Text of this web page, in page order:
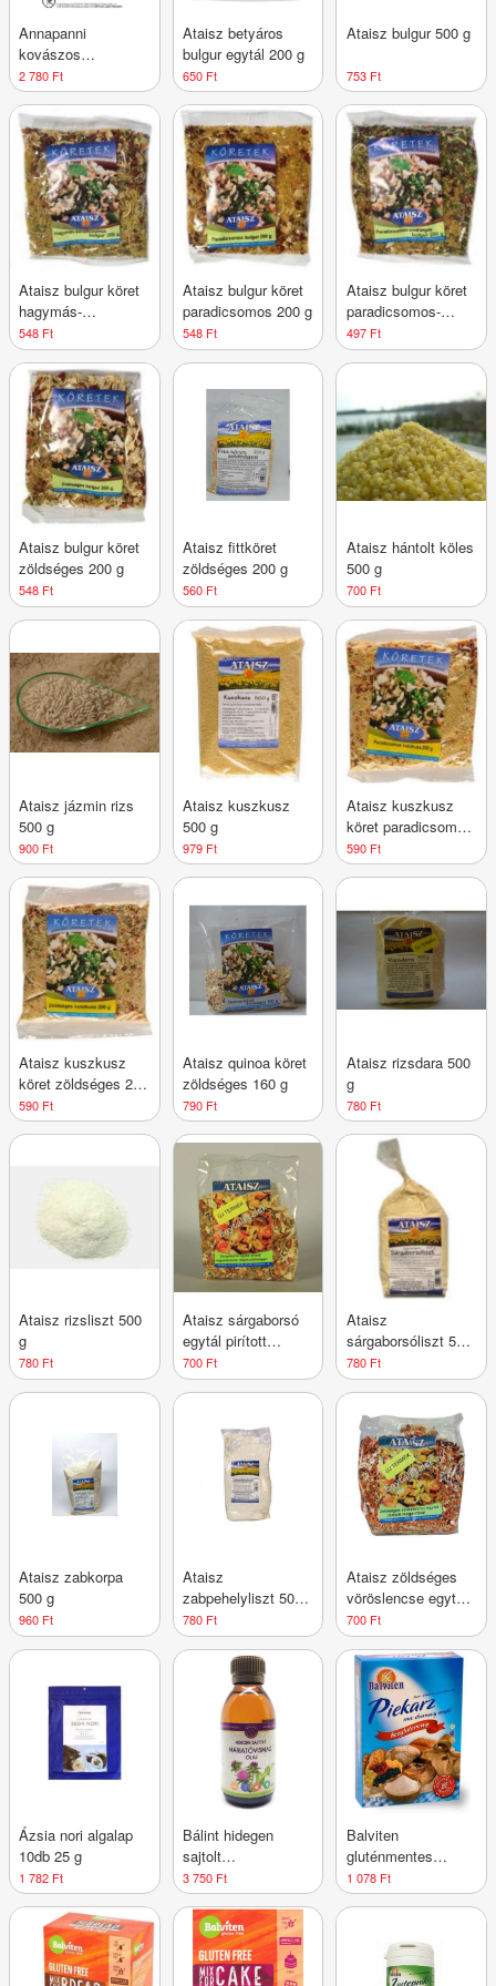
Annapanni
kovászos
lisztkeverék 1000 g
2 780 Ft
Ataisz betyáros
bulgur egytál 200 g
650 Ft
Ataisz bulgur 500 g
753 Ft
Ataisz bulgur köret
hagymás-
paradicsomos 200 g
548 Ft
Ataisz bulgur köret
paradicsomos 200 g
548 Ft
Ataisz bulgur köret
paradicsomos-
snidlinges 200 g
497 Ft
Ataisz bulgur köret
zöldséges 200 g
548 Ft
Ataisz fittköret
zöldséges 200 g
560 Ft
Ataisz hántolt köles
500 g
700 Ft
Ataisz jázmin rizs
500 g
900 Ft
Ataisz kuszkusz
500 g
979 Ft
Ataisz kuszkusz
köret paradicsomos
200 g
590 Ft
Ataisz kuszkusz
köret zöldséges 200
g
590 Ft
Ataisz quinoa köret
zöldséges 160 g
790 Ft
Ataisz rizsdara 500
g
780 Ft
Ataisz rizsliszt 500
g
780 Ft
Ataisz sárgaborsó
egytál pirított
hagymával és
vegyes zöldsé 200
700 Ft
Ataisz
sárgaborsóliszt 500
g
780 Ft
Ataisz zabkorpa
500 g
960 Ft
Ataisz
zabpehelyliszt 500
g
780 Ft
Ataisz zöldséges
vöröslencse egytál
pirított mogyoróval
200 g
700 Ft
Ázsia nori algalap
10db 25 g
1 782 Ft
Bálint hidegen
sajtolt
máriatövismagolaj
150 ml
3 750 Ft
Balviten
gluténmentes
univerzális
sütőliszt-keverék
1 078 Ft